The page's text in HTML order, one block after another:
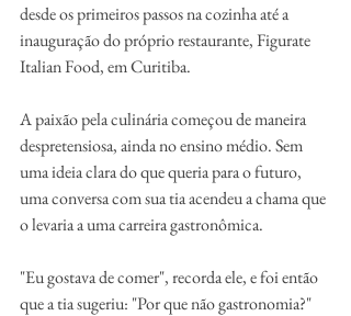
desde os primeiros passos na cozinha até a
inauguração do próprio restaurante, Figurate
Italian Food, em Curitiba.
A paixão pela culinária começou de maneira
despretensiosa, ainda no ensino médio. Sem
uma ideia clara do que queria para o futuro,
uma conversa com sua tia acendeu a chama que
o levaria a uma carreira gastronômica.
"Eu gostava de comer", recorda ele, e foi então
que a tia sugeriu: "Por que não gastronomia?"